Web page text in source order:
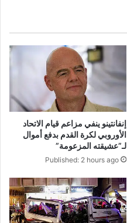
إنفانتينو ينفي مزاعم قيام الاتحاد
الأوروبي لكرة القدم بدفع أموال
لـ”عشيقته المزعومة”
Published: 2 hours ago